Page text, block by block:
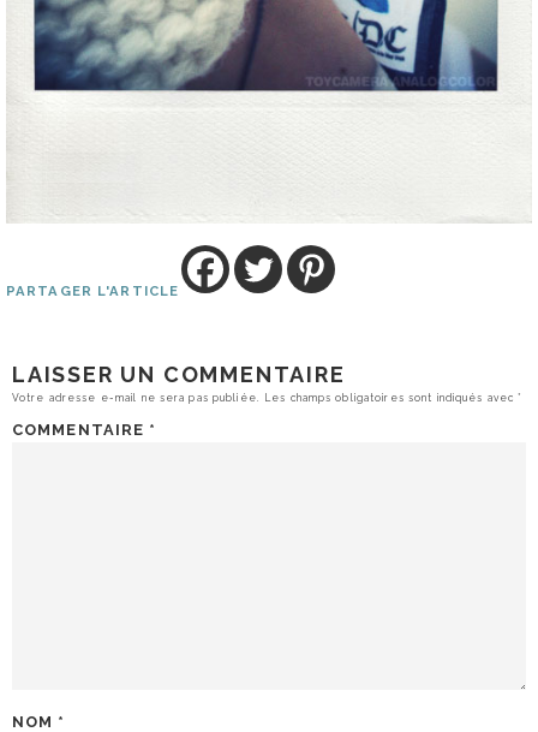
PARTAGER L'ARTICLE
LAISSER UN COMMENTAIRE
Votre adresse e-mail ne sera pas publiée. Les champs obligatoires sont indiqués avec*
COMMENTAIRE *
NOM *